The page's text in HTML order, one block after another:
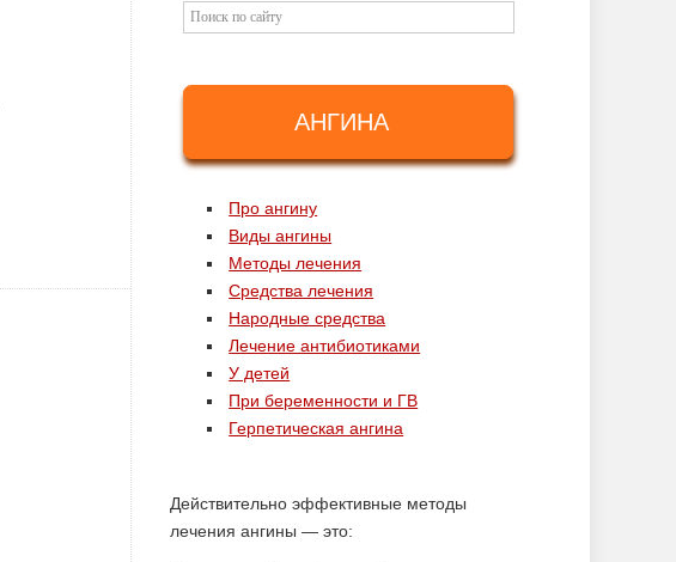
АНГИНА
Про ангину
Виды ангины
Методы лечения
Средства лечения
Народные средства
Лечение антибиотиками
У детей
При беременности и ГВ
Герпетическая ангина
Действительно эффективные методы
лечения ангины — это: